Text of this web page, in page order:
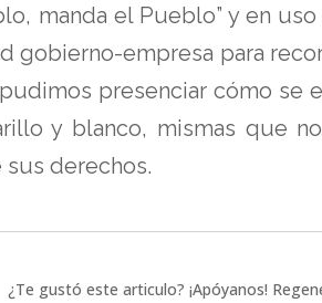
manda el Pueblo” y en
gobierno-empresa para
presenciar cómo se
y blanco, mismas que
derechos.
¿Te gustó este articulo? ¡Apóyanos!